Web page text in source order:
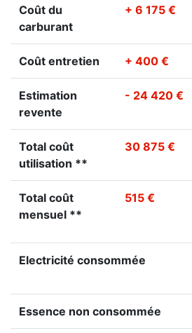
Coût du
carburant
+ 6 175 €
Coût entretien + 400 €
Estimation
revente
- 24 420 €
Total coût
utilisation **
30 875 €
Total coût
mensuel **
515 €
Electricité consommée
Essence non consommée